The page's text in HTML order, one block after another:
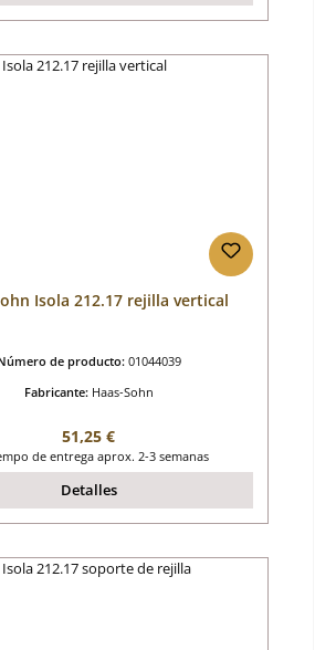
Isola 212.17 rejilla vertical
de producto: 01044039
Fabricante: Haas-Sohn
Precio normal:
51,25 €
de entrega aprox. 2-3 semanas
Detalles